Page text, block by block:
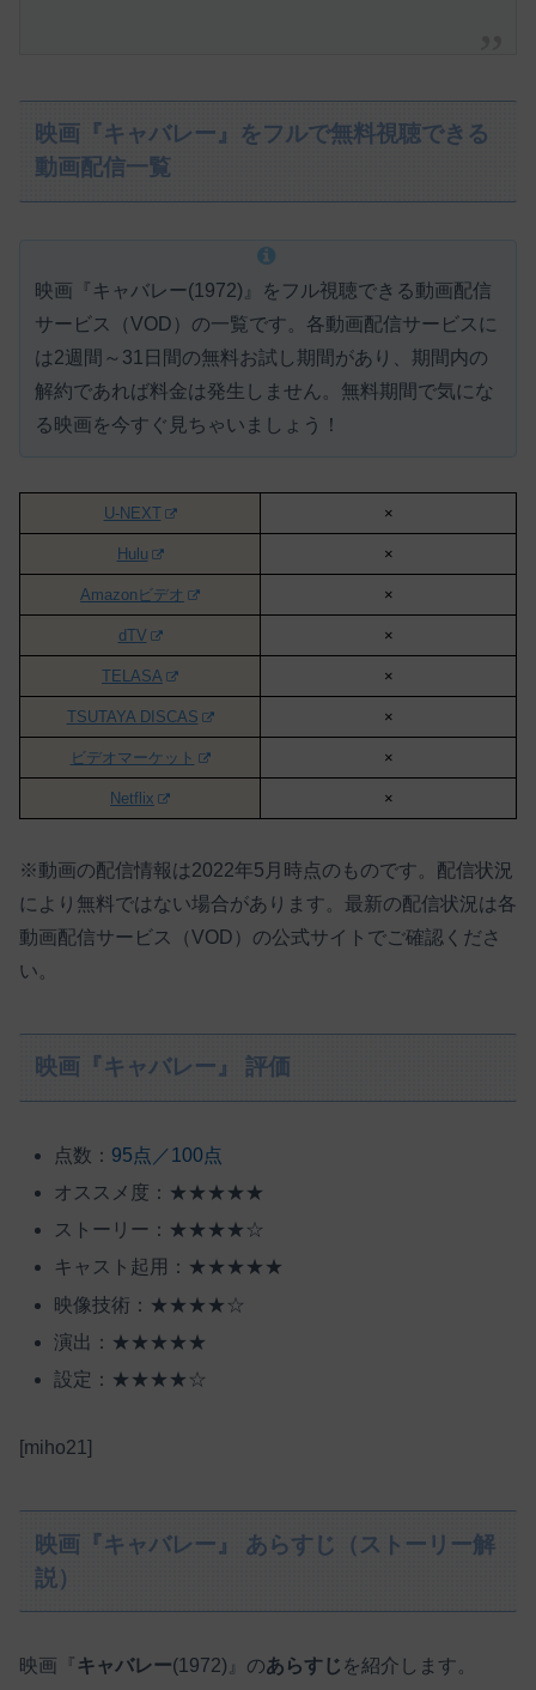
映画『キャバレー』をフルで無料視聴できる
動画配信一覧
映画『キャバレー(1972)』をフル視聴できる動画配信
サービス（VOD）の一覧です。各動画配信サービスに
は2週間～31日間の無料お試し期間があり、期間内の
解約であれば料金は発生しません。 無料期間で気にな
る映画を今すぐ見ちゃいましょう！
U-NEXT ×
Hulu ×
Amazonビデオ ×
dTV ×
TELASA ×
TSUTAYA DISCAS ×
ビデオマーケット ×
Netflix ×
※動画の配信情報は2022年5月時点のものです。配信状況
により無料ではない場合があります。最新の配信状況は各
動画配信サービス（VOD）の公式サイトでご確認くださ
い。
映画『キャバレー』 評価
点数： 95点／100点
オススメ度：★★★★★
ストーリー：★★★★☆
キャスト起用：★★★★★
映像技術：★★★★☆
演出：★★★★★
設定：★★★★☆
[miho21]
映画『キャバレー』 あらすじ（ストーリー解
説）
映画『 キャバレー(1972)』のあらすじ を紹介します。